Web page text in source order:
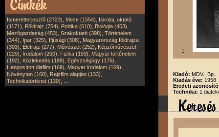
Ismeretterjesztő (2723), Mese (1554), Iskolai, oktató
(1171), Földrajz (754), Politika (610), Biológia (453),
Mezőgazdaság (453), Szakoktató (398), Történelem
(344), Ipar (325), Ifjúsági (308), Magyarország földrajza
(303), Életrajz (277), Művészet (252), Képzőművészet
(229), Irodalom (200), Fizika (193), Magyar történelem
(192), Közlekedés (189), Egészségügy (176),
Hangosított diafilm (169), Magyar irodalom (169),
Növénytan (168), Rajzfilm alapján (133),
Technikatörténet (130),
1
Kiadó: MDV., Bp.
Kiadás éve: 1958
Eredeti
Technika: 1